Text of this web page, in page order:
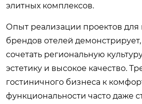
элитных комплексов.
Опыт реализации проектов для
брендов отелей
сочетать региональную
эстетику и высокое качество.
гостиничного бизнеса к
функциональности часто даже